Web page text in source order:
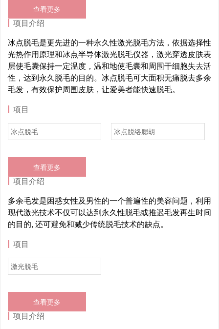
查看更多
项目介绍
冰点脱毛是更先进的一种永久性激光脱毛方法，依据选择性
光热作用原理和冰点半导体激光脱毛仪器，激光穿透皮肤表
层使毛囊保持一定温度，温和地使毛囊和周围干细胞失去活
性，达到永久脱毛的目的。冰点脱毛可大面积无痛脱去多余
毛发，有效保护周围皮肤，让爱美者能快速脱毛。
项目
冰点脱毛 冰点脱络腮胡
查看更多
项目介绍
多余毛发是困惑女性及男性的一个普遍性的美容问题，利用
现代激光技术不仅可以达到永久性脱毛或推迟毛发再生时间
的目的, 还可避免和减少传统脱毛技术的缺点。
项目
激光脱毛
查看更多
项目介绍